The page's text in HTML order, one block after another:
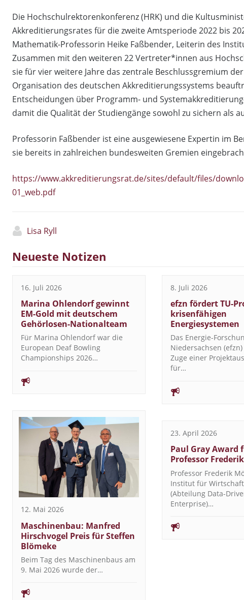
Die Hochschulrektorenkonferenz (HRK) und die
Akkreditierungsrates für die zweite Amtsperiode 2022 bis
Mathematik-Professorin Heike Faßbender, Leiterin des
Zusammen mit den weiteren 22 Vertreter*innen aus
sie für vier weitere Jahre das zentrale Beschlussgremium
Organisation des deutschen Akkreditierungssystems
Entscheidungen über Programm- und
damit die Qualität der Studiengänge sowohl zu sichern als
Professorin Faßbender ist eine ausgewiesene Expertin im
sie bereits in zahlreichen bundesweiten Gremien
https://www.akkreditierungsrat.de/sites/default/files/
01_web.pdf
Lisa Ryll
Neueste Notizen
16. Juli 2026
Marina Ohlendorf gewinnt
EM-Gold mit deutschem
Gehörlosen-Nationalteam
Für Marina Ohlendorf war die
European Deaf Bowling
Championships 2026…
12. Mai 2026
Maschinenbau: Manfred
Hirschvogel Preis für Steffen
Blömeke
Beim Tag des Maschinenbaus am
9. Mai 2026 wurde der…
8. Juli 2026
efzn fördert TU-
krisenfähigen
Energiesystemen
Das Energie-
Niedersachsen
Zuge einer
für…
23. April 2026
Paul Gray Award
Professor
Professor Frederik
Institut für
(Abteilung Data-
Enterprise)…